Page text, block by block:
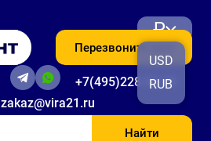
zakaz@vira21.ru
+7(495)228-06-56
Перезвоните мне
₽
USD
RUB
Найти